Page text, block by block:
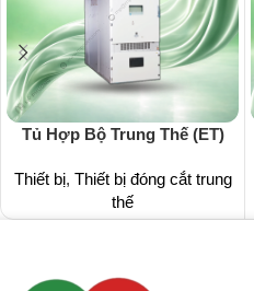
Tủ Hợp Bộ Trung Thế (ET)
Thiết bị, Thiết bị đóng cắt trung
thế